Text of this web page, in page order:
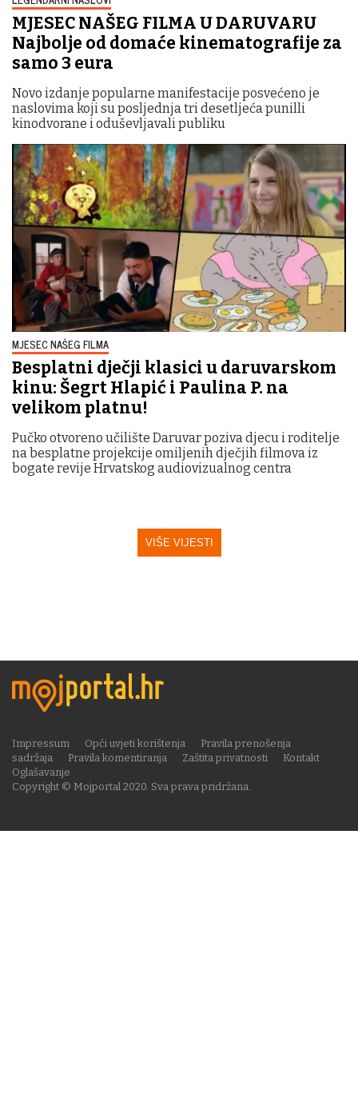
MJESEC NAŠEG FILMA U DARUVARU
Najbolje od domaće kinematografije za
samo 3 eura
Novo izdanje popularne manifestacije posvećeno je
naslovima koji su posljednja tri desetljeća punilli
kinodvorane i oduševljavali publiku
MJESEC NAŠEG FILMA
Besplatni dječji klasici u daruvarskom
kinu: Šegrt Hlapić i Paulina P. na
velikom platnu!
Pučko otvoreno učilište Daruvar poziva djecu i roditelje
na besplatne projekcije omiljenih dječjih filmova iz
bogate revije Hrvatskog audiovizualnog centra
VIŠE VIJESTI
Copyright © Mojportal 2020. Sva prava pridržana.
Impressum Opći uvjeti korištenja
Pravila prenošenja
sadržaja
Pravila komentiranja Zaštita privatnosti
Kontakt
Oglašavanje